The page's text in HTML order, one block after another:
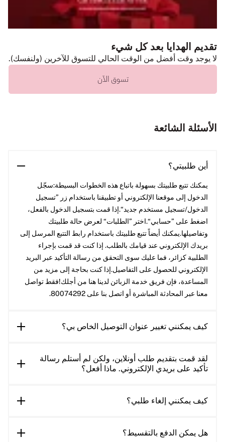
تقديم الهدايا بعد كل شيء
لا يوجد وقت أفضل من الوقت الحالي للتسوق للآخرين (ولنفسك).
تسوق الآن
الأسئلة الشائعة
أين طلبيتي؟
يمكنك تتبع طلبيتك بسهولة باتباع هذه الخطوات البسيطة:سجّل
الدخول إلى موقعنا الإلكتروني أو تطبيقنا باستخدام زر ”تسجيل
الدخول/تسجيل مستخدم جديد“.إذا قمت بتسجيل الدخول بالفعل،
اضغط على ”حسابي“.اختر ”الطلبات“ لعرض حالة طلبيتك
وتفاصيلها.يمكنك أيضاً تتبع طلبيتك باستخدام رابط التتبع المرسل إلى
بريدك الإلكتروني عند قيامك بالطلب. إذا كنت قد قمت بإجراء
الطلبية كزائر، فما عليك سوى التحقق من رسالة التأكيد عبر البريد
الإلكتروني للحصول على التفاصيل.إذا كنت بحاجة إلى مزيد من
المساعدة، فإن فريق خدمة الزبائن لدينا هنا من أجلك!فقط تواصل
معنا عبر المحادثة المباشرة أو اتصل بنا على 80074292.
كيف يمكنني تغيير عنوان التوصيل الخاص بي؟
لقد قمت بتقديم طلب أونلاين، ولكن لم أستلم رسالة
تأكيد على بريدي الإلكتروني. ماذا أفعل؟
كيف يمكنني إلغاء طلبي؟
هل يمكن الدفع بالتقسيط؟